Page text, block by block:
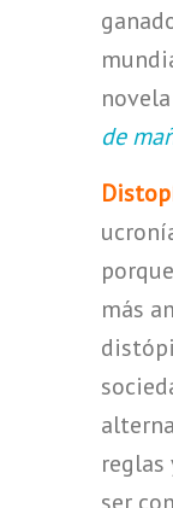
de
más
reglas